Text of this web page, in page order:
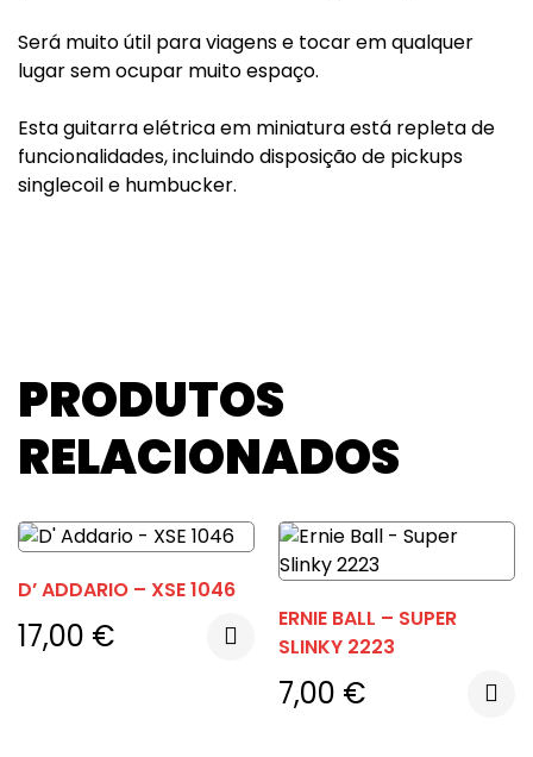
Será muito útil para viagens e tocar em qualquer
lugar sem ocupar muito espaço.
Esta guitarra elétrica em miniatura está repleta de
funcionalidades, incluindo disposição de pickups
singlecoil e humbucker.
PRODUTOS
RELACIONADOS
D’ ADDARIO – XSE 1046
17,00 €
ERNIE BALL – SUPER
SLINKY 2223
7,00 €